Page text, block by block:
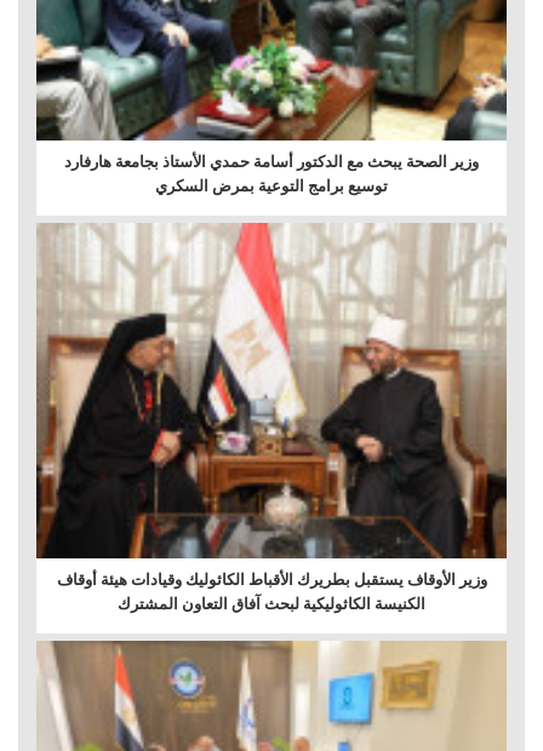
وزير الصحة يبحث مع الدكتور أسامة حمدي الأستاذ بجامعة هارفارد
توسيع برامج التوعية بمرض السكري
وزير الأوقاف يستقبل بطريرك الأقباط الكاثوليك وقيادات هيئة أوقاف
الكنيسة الكاثوليكية لبحث آفاق التعاون المشترك